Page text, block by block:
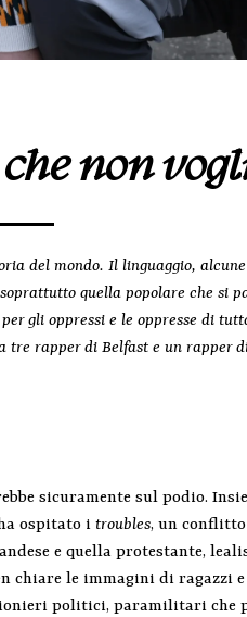
non
del mondo. Il linguaggio,
quella popolare che si
gli oppressi e le oppresse di
tre rapper di Belfast e un rapper
sicuramente sul podio.
ospitato itroubles, un
e quella protestante,
chiare le immagini di ragazzi
politici, paramilitari che